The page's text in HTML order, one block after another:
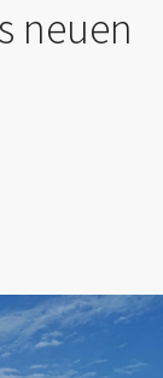
neuen